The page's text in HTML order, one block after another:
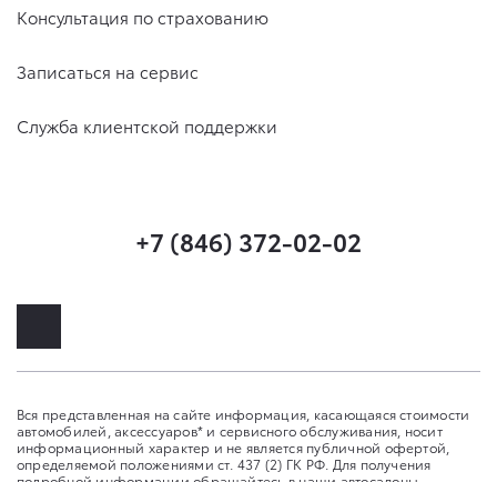
Консультация по страхованию
Записаться на сервис
Служба клиентской поддержки
+7 (846) 372-02-02
Вся представленная на сайте информация, касающаяся стоимости
автомобилей, аксессуаров* и сервисного обслуживания, носит
информационный характер и не является публичной офертой,
определяемой положениями ст. 437 (2) ГК РФ. Для получения